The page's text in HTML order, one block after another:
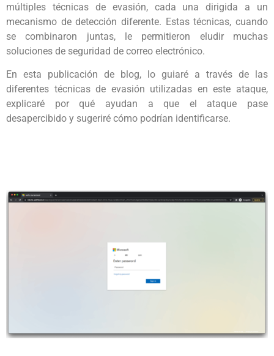
múltiples técnicas de evasión, cada una dirigida a un
mecanismo de detección diferente. Estas técnicas, cuando
se combinaron juntas, le permitieron eludir muchas
soluciones de seguridad de correo electrónico.
En esta publicación de blog, lo guiaré a través de las
diferentes técnicas de evasión utilizadas en este ataque,
explicaré por qué ayudan a que el ataque pase
desapercibido y sugeriré cómo podrían identificarse.